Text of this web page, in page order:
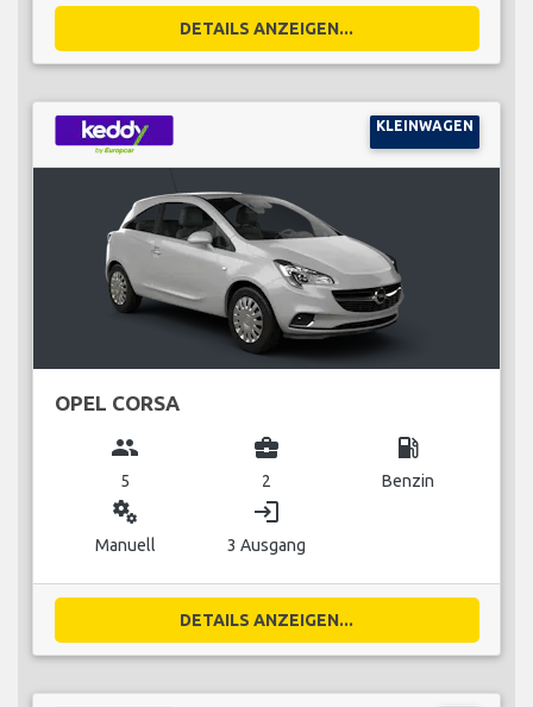
DETAILS ANZEIGEN...
KLEINWAGEN
OPEL CORSA
group
5
business_center
2
local_gas_station
Benzin
miscellaneous_services
Manuell
login
3 Ausgang
DETAILS ANZEIGEN...